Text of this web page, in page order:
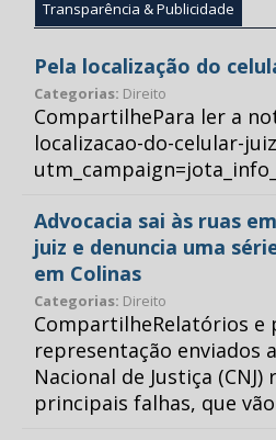
Transparência & Publicidade
Pela localização do
Categorias: Direito
CompartilhePara ler a
localizacao-do-celular-
Advocacia sai às ruas
juiz e denuncia uma
em Colinas
Categorias: Direito
CompartilheRelatórios e
representação enviados
Nacional de Justiça (CNJ)
principais falhas, que